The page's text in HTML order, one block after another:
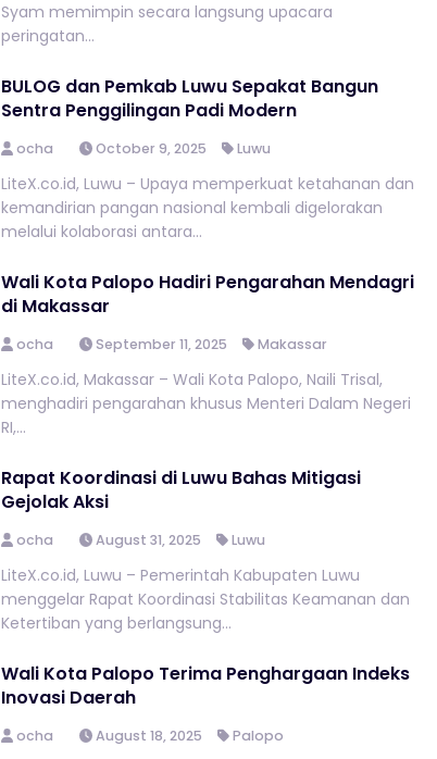
Syam memimpin secara langsung upacara
peringatan...
BULOG dan Pemkab Luwu Sepakat Bangun
Sentra Penggilingan Padi Modern
ocha October 9, 2025 Luwu
LiteX.co.id, Luwu – Upaya memperkuat ketahanan dan
kemandirian pangan nasional kembali digelorakan
melalui kolaborasi antara...
Wali Kota Palopo Hadiri Pengarahan Mendagri
di Makassar
ocha September 11, 2025 Makassar
LiteX.co.id, Makassar – Wali Kota Palopo, Naili Trisal,
menghadiri pengarahan khusus Menteri Dalam Negeri
RI,...
Rapat Koordinasi di Luwu Bahas Mitigasi
Gejolak Aksi
ocha August 31, 2025 Luwu
LiteX.co.id, Luwu – Pemerintah Kabupaten Luwu
menggelar Rapat Koordinasi Stabilitas Keamanan dan
Ketertiban yang berlangsung...
Wali Kota Palopo Terima Penghargaan Indeks
Inovasi Daerah
ocha August 18, 2025 Palopo